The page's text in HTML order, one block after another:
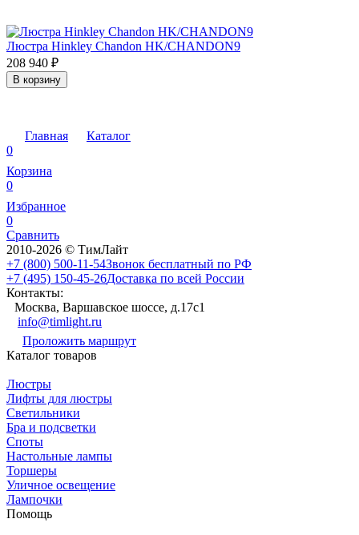
Люстра Hinkley Chandon HK/CHANDON9
208 940 ₽
В корзину
Главная
Каталог
0
Корзина
0
Избранное
0
Сравнить
2010-2026 © ТимЛайт
+7 (800) 500-11-54Звонок бесплатный по РФ
+7 (495) 150-45-26Доставка по всей России
Контакты:
Москва, Варшавское шоссе, д.17c1
info@timlight.ru
Проложить маршрут
Каталог товаров
Люстры
Лифты для люстры
Светильники
Бра и подсветки
Споты
Настольные лампы
Торшеры
Уличное освещение
Лампочки
Помощь